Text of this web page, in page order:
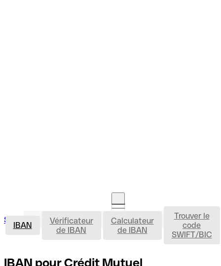
Se connecterOuvrir un compte IBAN
IBAN
Vérificateur
de IBAN
Calculateur
de IBAN
Trouver le
code
SWIFT/BIC
IBAN pour Crédit Mutuel